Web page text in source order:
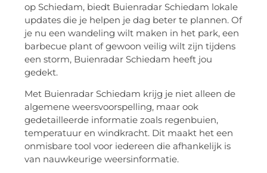
op Schiedam, biedt Buienradar Schiedam lokale
updates die je helpen je dag beter te plannen. Of
je nu een wandeling wilt maken in het park, een
barbecue plant of gewoon veilig wilt zijn tijdens
een storm, Buienradar Schiedam heeft jou
gedekt.
Met Buienradar Schiedam krijg je niet alleen de
algemene weersvoorspelling, maar ook
gedetailleerde informatie zoals regenbuien,
temperatuur en windkracht. Dit maakt het een
onmisbare tool voor iedereen die afhankelijk is
van nauwkeurige weersinformatie.